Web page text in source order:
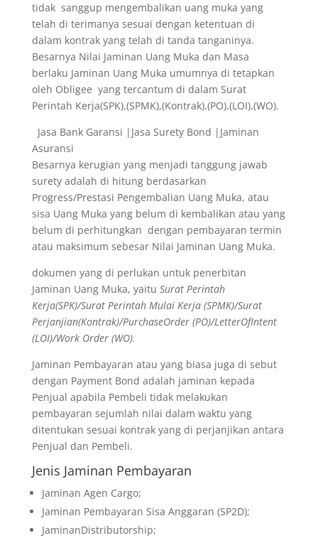
tidak sanggup mengembalikan uang muka yang
telah di terimanya sesuai dengan ketentuan di
dalam kontrak yang telah di tanda tanganinya.
Besarnya Nilai Jaminan Uang Muka dan Masa
berlaku Jaminan Uang Muka umumnya di tetapkan
oleh Obligee yang tercantum di dalam Surat
Perintah Kerja(SPK),(SPMK),(Kontrak),(PO),(LOI),(WO).
Jasa Bank Garansi |Jasa Surety Bond |Jaminan
Asuransi
Besarnya kerugian yang menjadi tanggung jawab
surety adalah di hitung berdasarkan
Progress/Prestasi Pengembalian Uang Muka, atau
sisa Uang Muka yang belum di kembalikan atau yang
belum di perhitungkan dengan pembayaran termin
atau maksimum sebesar Nilai Jaminan Uang Muka.
dokumen yang di perlukan untuk penerbitan
Jaminan Uang Muka, yaitu Surat Perintah
Kerja(SPK)/Surat Perintah Mulai Kerja (SPMK)/Surat
Perjanjian(Kontrak)/PurchaseOrder (PO)/LetterOfIntent
(LOI)/Work Order (WO).
Jaminan Pembayaran atau yang biasa juga di sebut
dengan Payment Bond adalah jaminan kepada
Penjual apabila Pembeli tidak melakukan
pembayaran sejumlah nilai dalam waktu yang
ditentukan sesuai kontrak yang di perjanjikan antara
Penjual dan Pembeli.
Jenis Jaminan Pembayaran
Jaminan Agen Cargo;
Jaminan Pembayaran Sisa Anggaran (SP2D);
JaminanDistributorship;